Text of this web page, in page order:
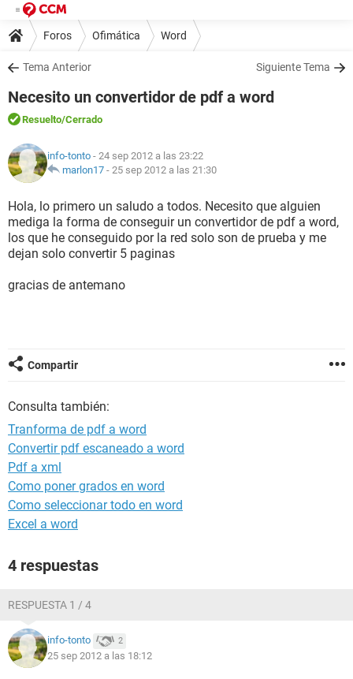
Foros Ofimática Word
Tema Anterior Siguiente Tema
Necesito un convertidor de pdf a word
Resuelto/Cerrado
info-tonto - 24 sep 2012 a las 23:22
marlon17 - 25 sep 2012 a las 21:30
Hola, lo primero un saludo a todos. Necesito que alguien
mediga la forma de conseguir un convertidor de pdf a word,
los que he conseguido por la red solo son de prueba y me
dejan solo convertir 5 paginas
gracias de antemano
Compartir
Consulta también:
Tranforma de pdf a word
Convertir pdf escaneado a word
Pdf a xml
Como poner grados en word
Como seleccionar todo en word
Excel a word
4 respuestas
RESPUESTA 1 / 4
info-tonto 2
25 sep 2012 a las 18:12